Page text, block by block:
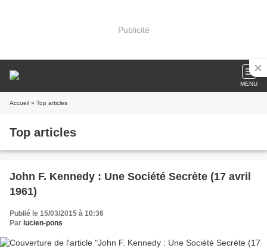
Publicité
MENU
Accueil » Top articles
Top articles
John F. Kennedy : Une Société Secrète (17 avril
1961)
Publié le 15/03/2015 à 10:36
Par lucien-pons